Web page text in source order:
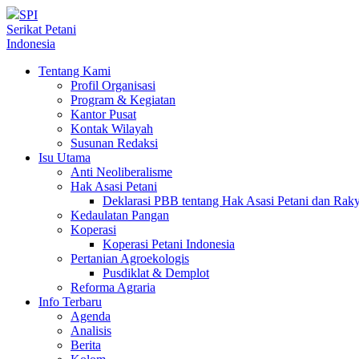
SPI
Serikat Petani
Indonesia
Tentang Kami
Profil Organisasi
Program & Kegiatan
Kantor Pusat
Kontak Wilayah
Susunan Redaksi
Isu Utama
Anti Neoliberalisme
Hak Asasi Petani
Deklarasi PBB tentang Hak Asasi Petani dan
Kedaulatan Pangan
Koperasi
Koperasi Petani Indonesia
Pertanian Agroekologis
Pusdiklat & Demplot
Reforma Agraria
Info Terbaru
Agenda
Analisis
Berita